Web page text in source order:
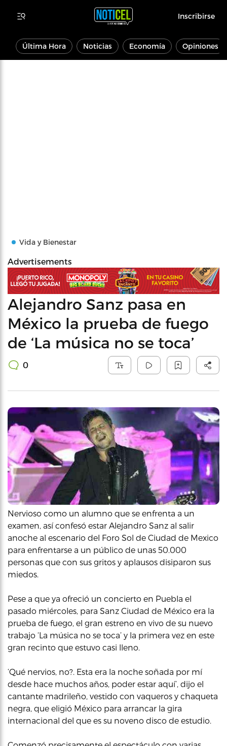
Inscribirse
Última Hora Noticias Economía Opiniones
Vida y Bienestar
Advertisements
Alejandro Sanz pasa en
México la prueba de fuego
de ‘La música no se toca’
0
Nervioso como un alumno que se enfrenta a un
examen, así confesó estar Alejandro Sanz al salir
anoche al escenario del Foro Sol de Ciudad de Mexico
para enfrentarse a un público de unas 50.000
personas que con sus gritos y aplausos disiparon sus
miedos.
Pese a que ya ofreció un concierto en Puebla el
pasado miércoles, para Sanz Ciudad de México era la
prueba de fuego, el gran estreno en vivo de su nuevo
trabajo ‘La música no se toca’ y la primera vez en este
gran recinto que estuvo casi lleno.
‘Qué nervios, no?. Esta era la noche soñada por mí
desde hace muchos años, poder estar aquí’, dijo el
cantante madrileño, vestido con vaqueros y chaqueta
negra, que eligió México para arrancar la gira
internacional del que es su noveno disco de estudio.